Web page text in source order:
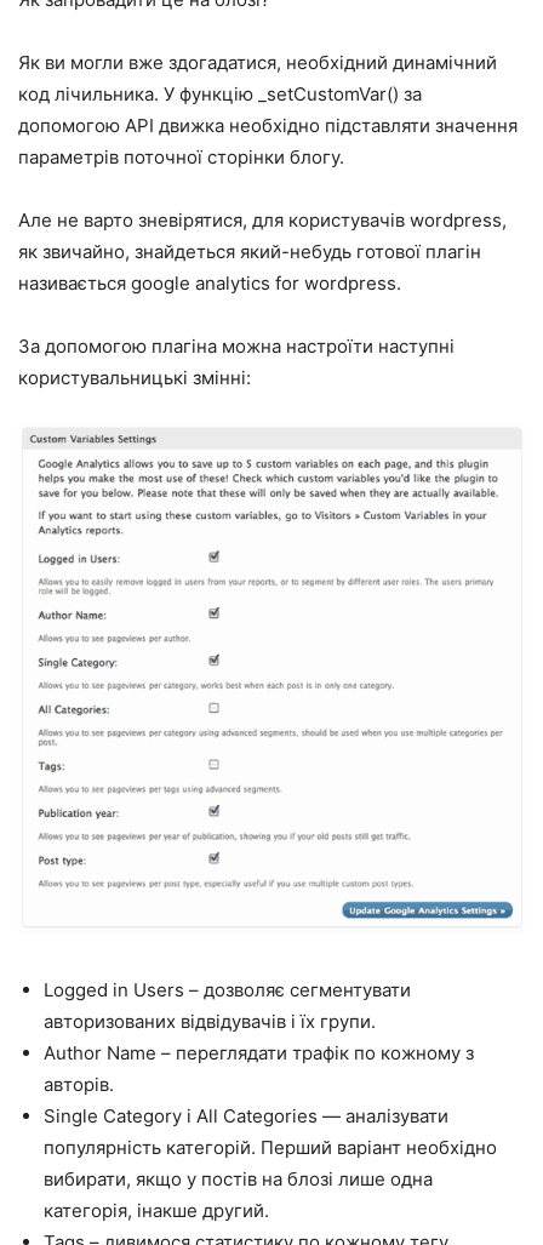
Як ви могли вже здогадатися, необхідний динамічний
код лічильника. У функцію _setCustomVar() за
допомогою API движка необхідно підставляти значення
параметрів поточної сторінки блогу.
Але не варто зневірятися, для користувачів wordpress,
як звичайно, знайдеться який-небудь готової плагін
називається google analytics for wordpress.
За допомогою плагіна можна настроїти наступні
користувальницькі змінні:
Logged in Users – дозволяє сегментувати
авторизованих відвідувачів і їх групи.
Author Name – переглядати трафік по кожному з
авторів.
Single Category і All Categories — аналізувати
популярність категорій. Перший варіант необхідно
вибирати, якщо у постів на блозі лише одна
категорія, інакше другий.